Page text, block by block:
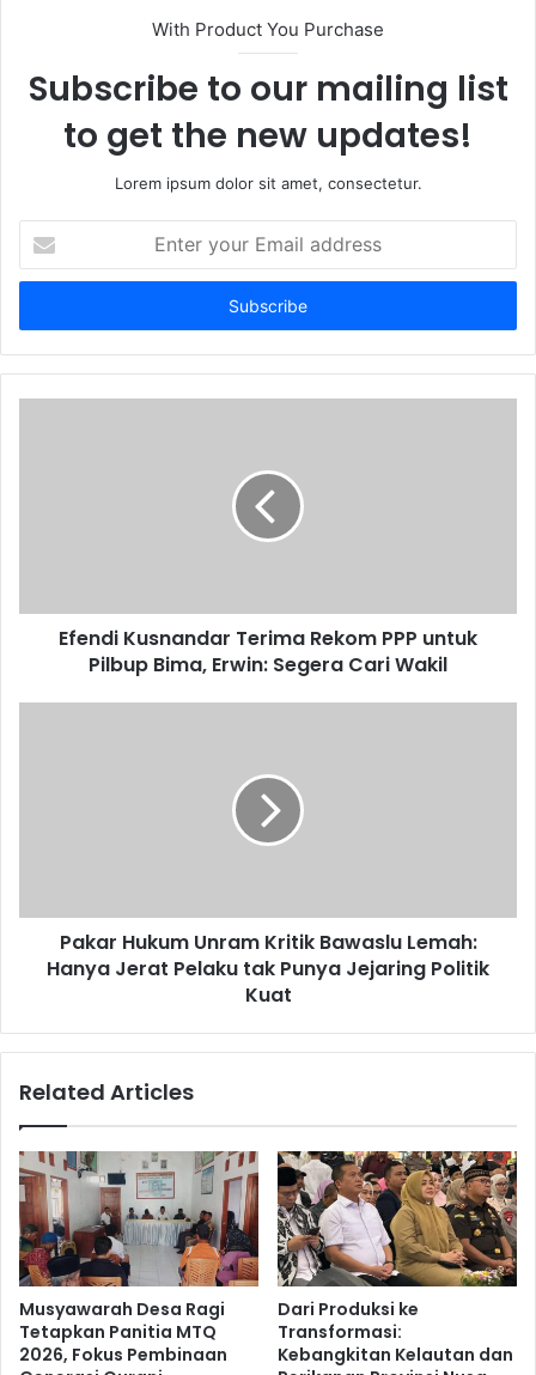
With Product You Purchase
Subscribe to our mailing list
to get the new updates!
Lorem ipsum dolor sit amet, consectetur.
your
Email
Efendi Kusnandar Terima Rekom PPP untuk
Pilbup Bima, Erwin: Segera Cari Wakil
Pakar Hukum Unram Kritik Bawaslu Lemah:
Hanya Jerat Pelaku tak Punya Jejaring Politik
Kuat
Related Articles
Musyawarah Desa Ragi
Tetapkan Panitia MTQ
2026, Fokus Pembinaan
Dari Produksi ke
Transformasi:
Kebangkitan Kelautan dan